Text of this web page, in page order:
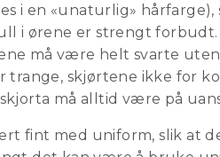
i en «unaturlig» hårfarge),
i ørene er strengt
må være helt svarte
skjørtene ikke for
må alltid være på
fint med uniform, slik at